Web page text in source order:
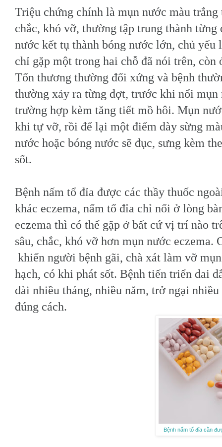
Triệu chứng chính là mụn nước màu
chắc, khó vỡ, thường tập trung thành
nước kết tụ thành bóng nước lớn, chủ yếu
chỉ gặp một trong hai chỗ đã nói trên,
Tổn thương thường đối xứng và bệnh
thường xảy ra từng đợt, trước khi nổi
trường hợp kèm tăng tiết mồ hôi. Mụn
khi tự vỡ, rồi để lại một điểm dày sừng
nước hoặc bóng nước sẽ đục, sưng kèm
sốt.
Bệnh nấm tổ đỉa được các thầy thuốc
khác eczema, nấm tổ đỉa chỉ nổi ở lòng
eczema thì có thể gặp ở bất cứ vị trí nào
sâu, chắc, khó vỡ hơn mụn nước eczema.
khiến người bệnh gãi, chà xát làm vỡ
hạch, có khi phát sốt. Bệnh tiến triển dai
dài nhiều tháng, nhiều năm, trở ngại
đúng cách.
Bệnh nấm tổ đỉa cần